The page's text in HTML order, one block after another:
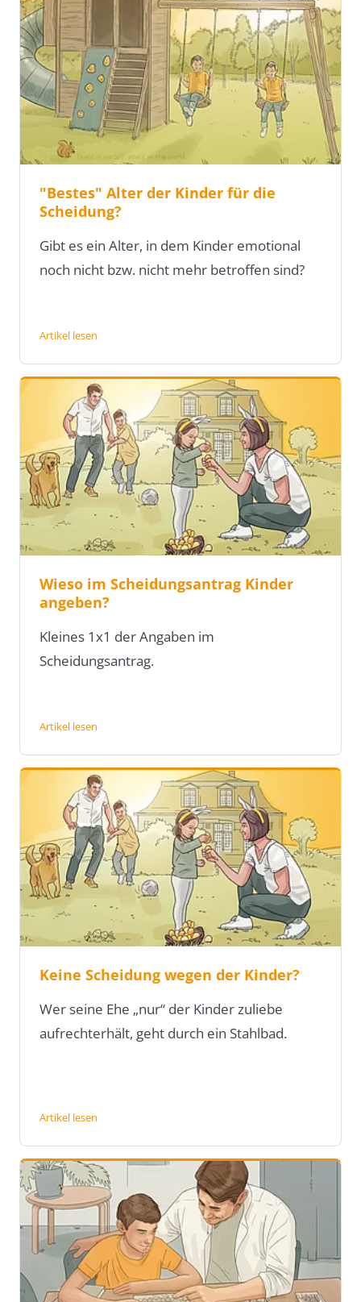
"Bestes" Alter der Kinder für die
Scheidung?
Gibt es ein Alter, in dem Kinder emotional
noch nicht bzw. nicht mehr betroffen sind?
Artikel lesen
Wieso im Scheidungsantrag Kinder
angeben?
Kleines 1x1 der Angaben im
Scheidungsantrag.
Artikel lesen
Keine Scheidung wegen der Kinder?
Wer seine Ehe „nur“ der Kinder zuliebe
aufrechterhält, geht durch ein Stahlbad.
Artikel lesen